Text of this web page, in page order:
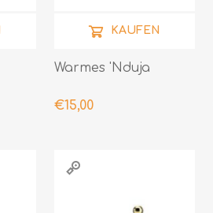
Warmes 'Nduja
€15,00
KAUFEN